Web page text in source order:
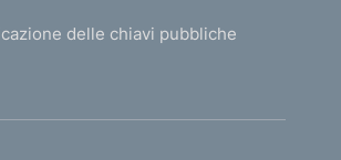
delle chiavi pubbliche